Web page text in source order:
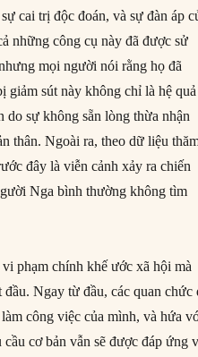
cai trị độc đoán, và sự đàn áp
những công cụ này đã được sử
mọi người nói rằng họ đã
giảm sút này không chỉ là hệ quả
do sự không sẵn lòng thừa nhận
thân. Ngoài ra, theo dữ liệu
đây là viễn cảnh xảy ra chiến
Nga bình thường không tìm
phạm chính khế ước xã hội mà
Ngay từ đầu, các quan chức
công việc của mình, và hứa
cơ bản vẫn sẽ được đáp ứng